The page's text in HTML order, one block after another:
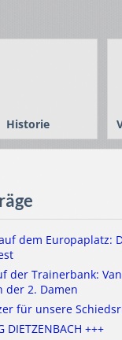
Historie
dem Europaplatz:
der Trainerbank:
der 2. Damen
für unsere
DIETZENBACH +++